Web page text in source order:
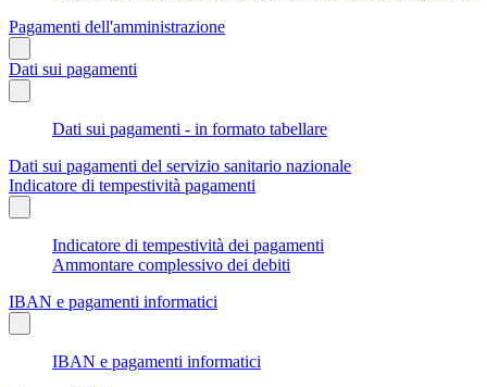
Pagamenti dell'amministrazione
Dati sui pagamenti
Dati sui pagamenti - in formato tabellare
Dati sui pagamenti del servizio sanitario nazionale
Indicatore di tempestività pagamenti
Indicatore di tempestività dei pagamenti
Ammontare complessivo dei debiti
IBAN e pagamenti informatici
IBAN e pagamenti informatici